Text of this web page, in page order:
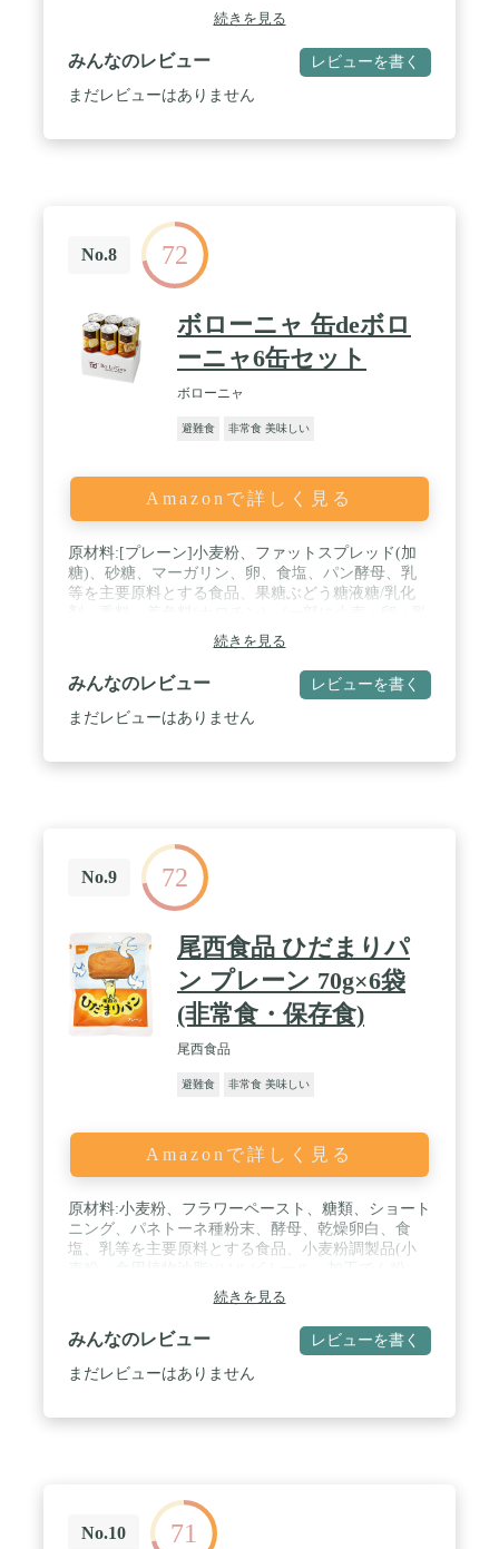
トリン)、エキス調味料、コーン油、たん白加水分
解物、にんにく、カラメル色素、調味料(アミノ酸
等)、(原材料の一部に乳成分、小麦、豚肉、大豆、
りんご、バナナを含む)<牛丼の素>牛肉、たまね
ぎ、しらたき、しょうゆ(小麦を含む)、砂糖、食物
(アミノ酸等)
続きを見る
みんなのレビュー レビューを書く
まだレビューはありません
No.8 72
ボローニャ 缶deボロ
ーニャ6缶セット
ボローニャ
避難食 非常食 美味しい
Amazonで詳しく見る
原材料:[プレーン]小麦粉、ファットスプレッド(加
糖)、砂糖、マーガリン、卵、食塩、パン酵母、乳
等を主要原料とする食品、果糖ぶどう糖液糖/乳化
成分・大豆を含む)[チョコ]小麦粉、チョコレートフ
ラワーペースト、ファットスプレッド(加糖)、砂
糖、マーガリン、準チョコレート、卵、食塩、パン
酵母、乳等を主要原料とする食品、果糖ぶどう糖液
糖/着色料(カラメル、カロチン)、加工澱粉、乳化
ン)、香料、乳化剤、増粘多糖類、pH調整剤、(一部
に小麦・卵・乳成分・大豆を含む) / 内容量:約50g×2
個/6缶(プレーン、チョコ、メープル各2缶) / カロリ
ー:[プレーン100gあたり]337kcal[チョコ100gあた
り]339kcal[メープル100gあたり]332kcal / 商品サイズ
(高さx奥行x幅):12.4cm×16.8cm×24.7cm
続きを見る
みんなのレビュー レビューを書く
まだレビューはありません
No.9 72
尾西食品 ひだまりパ
ン プレーン 70g×6袋
(非常食・保存食)
尾西食品
避難食 非常食 美味しい
Amazonで詳しく見る
原材料:小麦粉、フラワーペースト、糖類、ショート
ニング、パネトーネ種粉末、酵母、乾燥卵白、食
塩、乳等を主要原料とする食品、小麦粉調製品(小
乳化剤、香料、増粘多糖類、pH調整剤、(一部に小
麦・卵・乳成分・大豆を含む) / 内容量:70g×6個 / カ
ロリー:257kcal(1個70gあたり) / 商品サイズ(高さx奥
行x幅):11cm×32cm×17cm / たんぱく質4.6g、脂質
9.0g、炭水化物39.8g、糖質39.1g、食物繊維0.8g、ナ
続きを見る
みんなのレビュー レビューを書く
まだレビューはありません
No.10 71